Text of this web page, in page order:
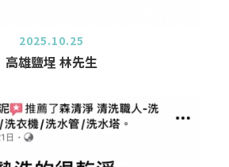
2025.10.25
高雄鹽埕 林先生